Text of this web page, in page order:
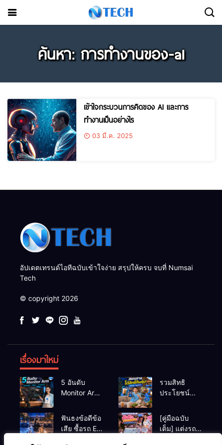
ค้นหา: การทำงานของ-ai
เข้าใจกระบวนการคิดของ AI และการ
ทำงานเป็นอย่างไร
03 มี.ค. 2025
อัปเดตเทรนด์ไอทีฉบับเข้าใจง่าย สรุปให้ครบ จบที่ Numsai
Tech
© copyright 2026
เรื่องมาใหม่
5 อันดับ
Monitor Arm
แข็งแรง รับ
น้ำหนักจอ
โปรไฟล์สีตรง
รวมสิทธิ
ประโยชน์
หมูกระทะ เมื่อ
สแกนจ่ายด้วย
Virtual Bank
ฟันธงข้อดีข้อ
เสีย ซื้อรถ EV
[คู่มือฉบับ
เต็ม] แต่งรถ